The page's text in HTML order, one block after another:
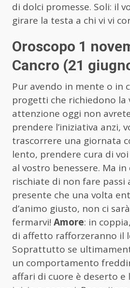
di dolci promesse. Soli: il
girare la testa a chi vi vi
Oroscopo 1
Cancro (21
Pur avendo in mente o in
progetti che richiedono la
attenzione oggi non
prendere l’iniziativa anzi,
trascorrere una giornata
lento, prendere cura di
al vostro benessere. Ma
rischiate di non fare passi
presente che una volta
d’animo giusto, non ci
fermarvi! Amore: in
di affetto rafforzeranno il
Soprattutto se
un comportamento
affari di cuore è deserto e